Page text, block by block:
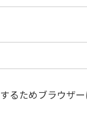
るためブラウザ